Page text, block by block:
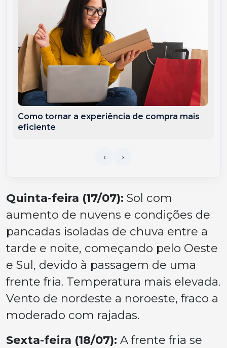
Como tornar a experiência de compra mais
eficiente
Quinta-feira (17/07): Sol com
aumento de nuvens e condições de
pancadas isoladas de chuva entre a
tarde e noite, começando pelo Oeste
e Sul, devido à passagem de uma
frente fria. Temperatura mais elevada.
Vento de nordeste a noroeste, fraco a
moderado com rajadas.
Sexta-feira (18/07): A frente fria se